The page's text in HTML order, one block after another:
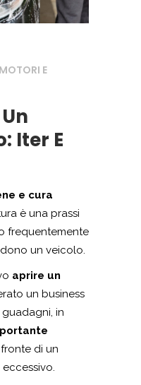
MOTORI E
Iter E
e cura
è una prassi
frequentemente
un veicolo.
aprire un
un business
in
di un